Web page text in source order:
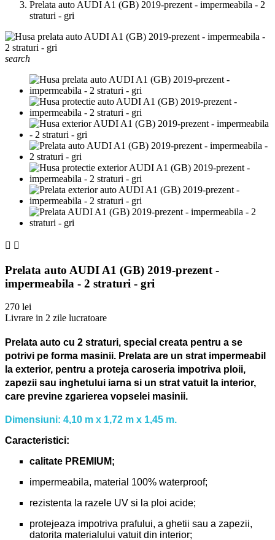
Prelata auto AUDI A1 (GB) 2019-prezent - impermeabila - 2
straturi - gri
search
 
Prelata auto AUDI A1 (GB) 2019-prezent -
impermeabila - 2 straturi - gri
270 lei
Livrare in 2 zile lucratoare
Prelata auto cu 2 straturi, special creata pentru a se
potrivi pe forma masinii. Prelata are un strat impermeabil
la exterior, pentru a proteja caroseria impotriva ploii,
zapezii sau inghetului iarna si un strat vatuit la interior,
care previne zgarierea vopselei masinii.
Dimensiuni: 4,10 m x 1,72 m x 1,45 m.
Caracteristici:
calitate PREMIUM;
impermeabila, material 100% waterproof;
rezistenta la razele UV si la ploi acide;
protejeaza impotriva prafului, a ghetii sau a zapezii,
datorita materialului vatuit din interior;